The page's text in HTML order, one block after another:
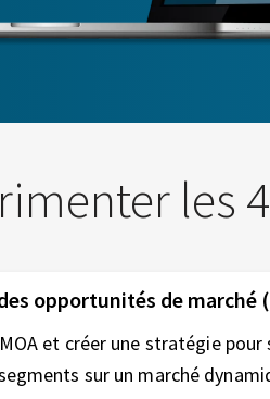
les
opportunités de marché
et créer une stratégie
sur un marché